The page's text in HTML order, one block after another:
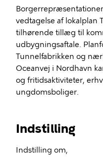
vedtagelse af lokalplan
tilhørende tillæg til
udbygningsaftale.
Tunnelfabrikken og
Oceanvej i Nordhavn
og fritidsaktiviteter,
ungdomsboliger.
Indstilling
Indstilling om,